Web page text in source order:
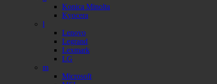
Konica Minolta
Kyocera
l
Lenovo
Legrand
Lexmark
LG
m
Microsoft